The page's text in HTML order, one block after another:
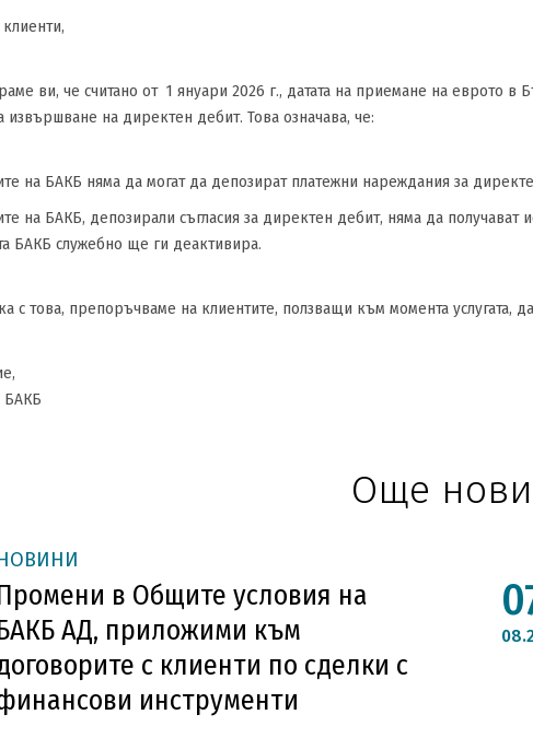
ви, че считано от 1 януари 2026 г., датата на приемане на еврото в
извършване на директен дебит. Това означава, че:
на БАКБ няма да могат да депозират платежни нареждания за
на БАКБ, депозирали съгласия за директен дебит, няма да
БАКБ служебно ще ги деактивира.
с това, препоръчваме на клиентите, ползващи към момента услугата,
БАКБ
Още
в Общите условия на
АД, приложими към
с клиенти по сделки с
инструменти